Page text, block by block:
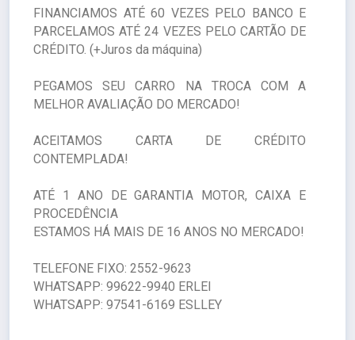
FINANCIAMOS ATÉ 60 VEZES PELO BANCO E
PARCELAMOS ATÉ 24 VEZES PELO CARTÃO DE
CRÉDITO. (+Juros da máquina)
PEGAMOS SEU CARRO NA TROCA COM A
MELHOR AVALIAÇÃO DO MERCADO!
ACEITAMOS CARTA DE CRÉDITO
CONTEMPLADA!
ATÉ 1 ANO DE GARANTIA MOTOR, CAIXA E
PROCEDÊNCIA
ESTAMOS HÁ MAIS DE 16 ANOS NO MERCADO!
TELEFONE FIXO: 2552-9623
WHATSAPP: 99622-9940 ERLEI
WHATSAPP: 97541-6169 ESLLEY